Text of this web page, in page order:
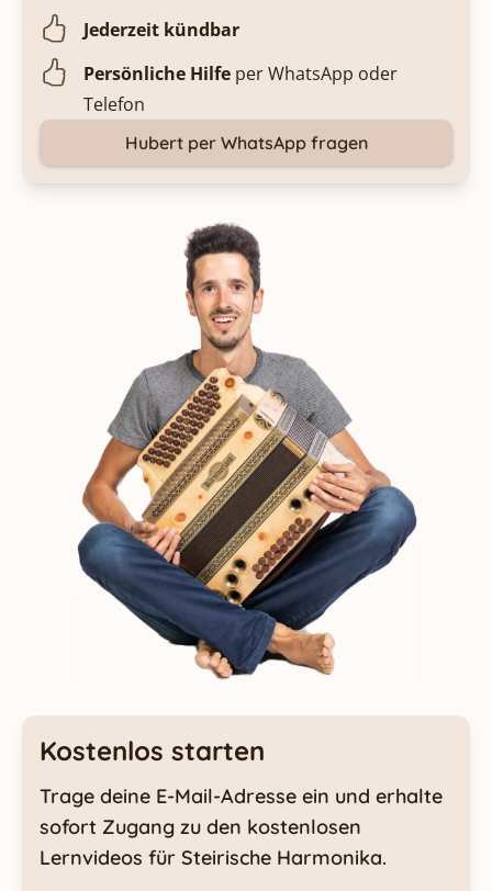
Jederzeit kündbar
Persönliche Hilfe per WhatsApp oder
Telefon
Hubert per WhatsApp fragen
Kostenlos starten
Trage deine E-Mail-Adresse ein und erhalte
sofort Zugang zu den kostenlosen
Lernvideos für Steirische Harmonika.